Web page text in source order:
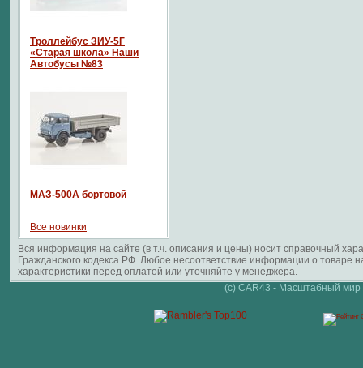
Троллейбус ЗИУ-5Г
«Старая школа» Наши
Автобусы №83
МАЗ-500А бортовой
Все новинки
Вся информация на сайте (в т.ч. описания и цены) носит справочный
Гражданского кодекса РФ. Любое несоответствие информации о
характеристики перед оплатой или уточняйте у менеджера.
(c) CAR43 - Масштабный мир